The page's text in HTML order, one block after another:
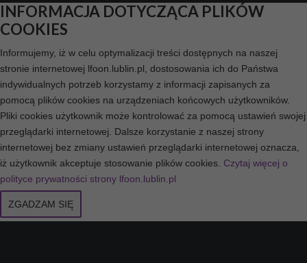
INFORMACJA DOTYCZĄCA PLIKÓW
COOKIES
Informujemy, iż w celu optymalizacji treści dostępnych na naszej
stronie internetowej lfoon.lublin.pl, dostosowania ich do Państwa
indywidualnych potrzeb korzystamy z informacji zapisanych za
pomocą plików cookies na urządzeniach końcowych użytkowników.
Pliki cookies użytkownik może kontrolować za pomocą ustawień swojej
przeglądarki internetowej. Dalsze korzystanie z naszej strony
internetowej bez zmiany ustawień przeglądarki internetowej oznacza,
iż użytkownik akceptuje stosowanie plików cookies. Czytaj więcej o
polityce prywatności strony lfoon.lublin.pl
ZGADZAM SIĘ